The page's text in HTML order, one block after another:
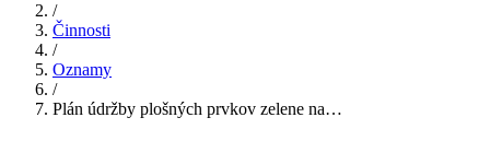
/
Činnosti
/
Oznamy
/
Plán údržby plošných prvkov zelene na…